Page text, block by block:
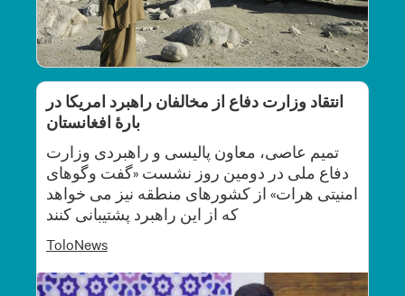
انتقاد وزارت دفاع از مخالفان راهبرد امریکا در
بارۀ افغانستان
تمیم عاصی، معاون پالیسی و راهبردی وزارت
دفاع ملی در دومین روز نشست «گفت وگوهای
امنیتی هرات» از کشورهای منطقه نیز می خواهد
که از این راهبرد پشتیبانی کنند
ToloNews